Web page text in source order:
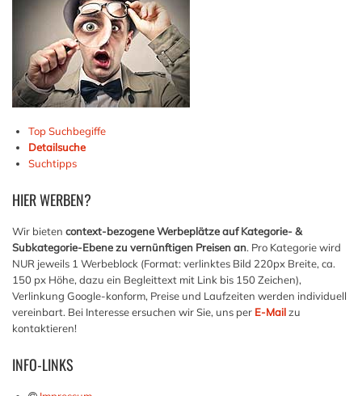
Top Suchbegiffe
Detailsuche
Suchtipps
HIERWERBEN?
Wir bieten context-bezogene Werbeplätze auf Kategorie- &
Subkategorie-Ebene zu vernünftigen Preisen an. Pro Kategorie wird
NUR jeweils 1 Werbeblock (Format: verlinktes Bild 220px Breite, ca.
150 px Höhe, dazu ein Begleittext mit Link bis 150 Zeichen),
Verlinkung Google-konform, Preise und Laufzeiten werden individuell
vereinbart. Bei Interesse ersuchen wir Sie, uns per E-Mailzu
kontaktieren!
INFO-LINKS